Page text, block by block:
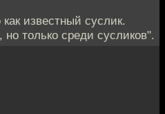
известный суслик.
но только среди сусликов".